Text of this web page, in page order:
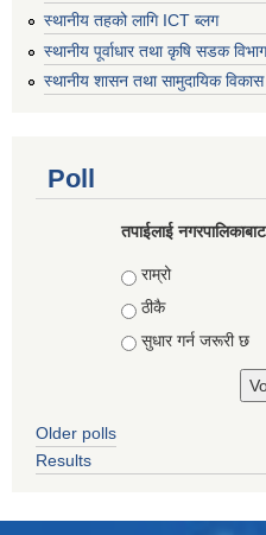
स्थानीय तहको लागि ICT ब्लग
स्थानीय पूर्वाधार तथा कृषि सडक विभाग
स्थानीय शासन तथा सामुदायिक
Poll
तपाईलाई
Choices
राम्रो
ठीकै
सुधार गर्न जरूरी छ
Older polls
Results